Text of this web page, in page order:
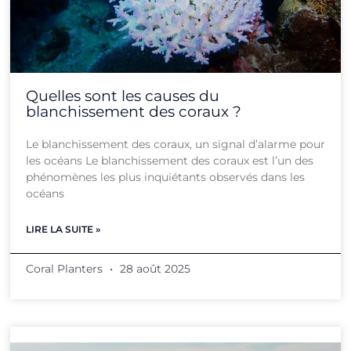
Quelles sont les causes du
blanchissement des coraux ?
Le blanchissement des coraux, un signal d’alarme pour
les océans Le blanchissement des coraux est l’un des
phénomènes les plus inquiétants observés dans les
océans
LIRE LA SUITE »
Coral Planters 28 août 2025